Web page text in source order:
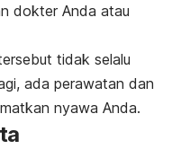
dokter Anda atau
tidak selalu
ada perawatan dan
nyawa Anda.